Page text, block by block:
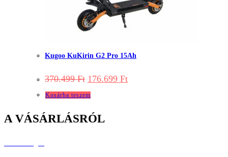
Kugoo KuKirin G2 Pro 15Ah
370.499Ft Original
was:
176.699 FtCurrent
Kosárba teszem
A VÁSÁRLÁSRÓL